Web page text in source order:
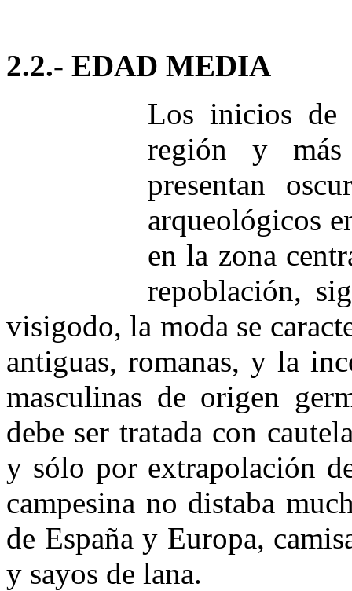
2.2.- EDAD MEDIA
Los inicios de
región y más
presentan
arqueológicos
en la zona
repoblación,
visigodo, la moda se
antiguas, romanas, y la
masculinas de origen
debe ser tratada con
y sólo por extrapolación
campesina no distaba
de España y Europa,
y sayos de lana.